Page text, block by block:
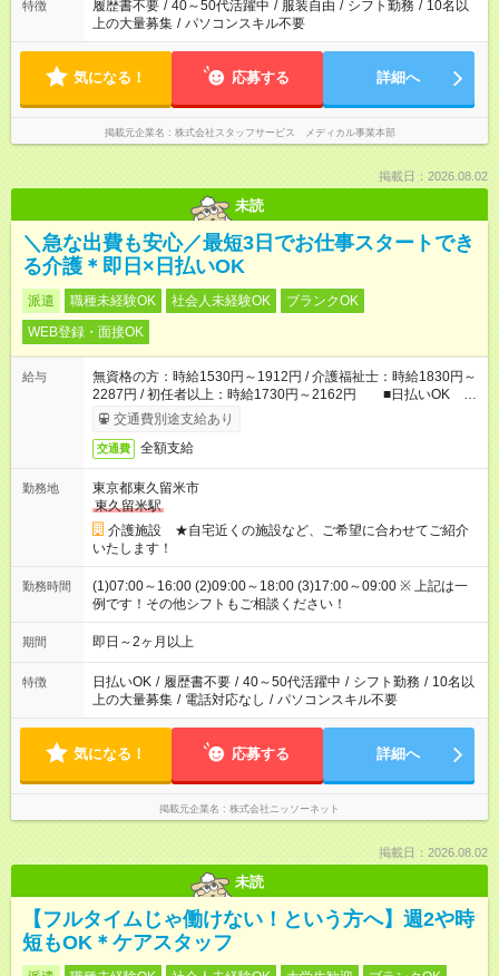
特徴 履歴書不要 / 40～50代活躍中 / 服装自由 / シフト勤務 / 10名以
上の大量募集 / パソコンスキル不要
気になる！ 応募する 詳細へ
掲載元企業名 株式会社スタッフサービス メディカル事業本部
掲載日：2026.08.02
未読
＼急な出費も安心／最短3日でお仕事スタートでき
る介護＊即日×日払いOK
派遣 職種未経験OK 社会人未経験OK
ブランクOK
WEB登録・面接OK
給与
無資格の方：時給1530円～1912円 / 介護福祉士：時給1830円～
2287円 / 初任者以上：時給1730円～2162円 ■日払いOK ■
日収例：1万2240円（時給1530円×8h）
交通費別途支給あり
交通費 全額支給
勤務地
東京都東久留米市
東久留米駅
介護施設 ★自宅近くの施設など、ご希望に合わせてご紹介
いたします！
勤務時間
(1)07:00～16:00 (2)09:00～18:00 (3)17:00～09:00 ※ 上記は一
例です！その他シフトもご相談ください！
期間 即日～2ヶ月以上
特徴 日払いOK / 履歴書不要 / 40～50代活躍中 / シフト勤務 / 10名以
上の大量募集 / 電話対応なし / パソコンスキル不要
気になる！ 応募する 詳細へ
掲載元企業名 株式会社ニッソーネット
掲載日：2026.08.02
未読
【フルタイムじゃ働けない！という方へ】週2や時
短もOK＊ケアスタッフ